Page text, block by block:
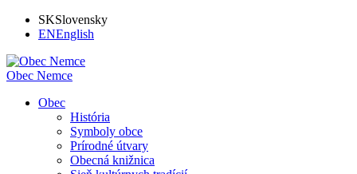
SKSlovensky
ENEnglish
Obec Nemce
Obec
História
Symboly obce
Prírodné útvary
Obecná knižnica